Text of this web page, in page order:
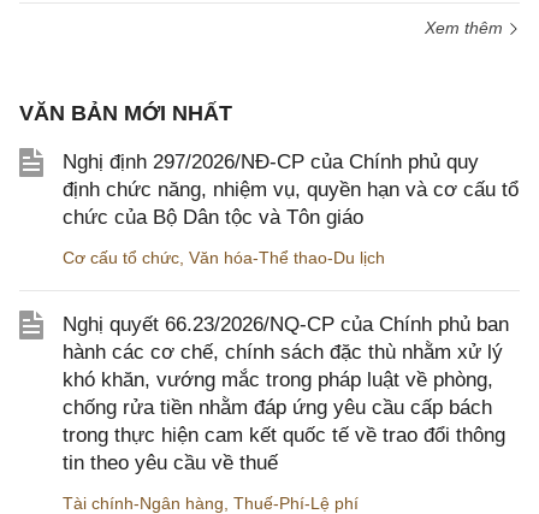
Xem thêm
VĂN BẢN MỚI NHẤT
Nghị định 297/2026/NĐ-CP của Chính phủ quy
định chức năng, nhiệm vụ, quyền hạn và cơ cấu tổ
chức của Bộ Dân tộc và Tôn giáo
Cơ cấu tổ chức Văn hóa-Thể thao-Du lịch
Nghị quyết 66.23/2026/NQ-CP của Chính phủ ban
hành các cơ chế, chính sách đặc thù nhằm xử lý
khó khăn, vướng mắc trong pháp luật về phòng,
chống rửa tiền nhằm đáp ứng yêu cầu cấp bách
trong thực hiện cam kết quốc tế về trao đổi thông
tin theo yêu cầu về thuế
Tài chính-Ngân hàng Thuế-Phí-Lệ phí